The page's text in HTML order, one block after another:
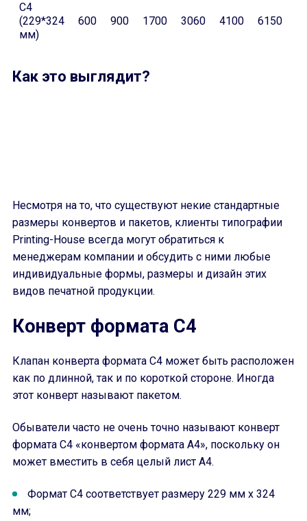
С4
(229*324
мм)
600 900 1700 3060 4100 6150
Как это выглядит?
Несмотря на то, что существуют некие стандартные
размеры конвертов и пакетов, клиенты типографии
Printing-House всегда могут обратиться к
менеджерам компании и обсудить с ними любые
индивидуальные формы, размеры и дизайн этих
видов печатной продукции.
Конверт формата С4
Клапан конверта формата С4 может быть расположен
как по длинной, так и по короткой стороне. Иногда
этот конверт называют пакетом.
Обыватели часто не очень точно называют конверт
формата С4 «конвертом формата А4», поскольку он
может вместить в себя целый лист А4.
Формат С4 соответствует размеру 229 мм x 324
мм;